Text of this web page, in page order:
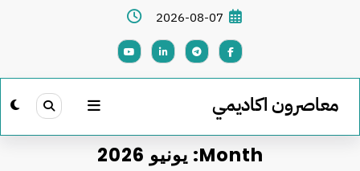
2026-08-07
معاصرون اكاديمي
Month: يونيو 2026